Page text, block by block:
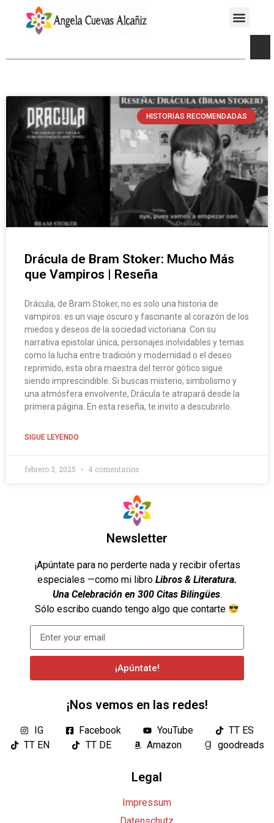
HISTORIAS RECOMENDADAS
Drácula de Bram Stoker: Mucho Más
que Vampiros | Reseña
Drácula, de Bram Stoker, no es solo una historia de
vampiros: es un viaje oscuro y fascinante al corazón de los
miedos y deseos de la sociedad victoriana. Con su
narrativa epistolar única, personajes inolvidables y temas
como la lucha entre tradición y modernidad o el deseo
reprimido, esta obra maestra del terror gótico sigue
siendo imprescindible. Si buscas misterio, simbolismo y
una atmósfera envolvente, Drácula te atrapará desde la
primera página. En esta reseña, te invito a descubrirlo.
SIGUE LEYENDO
febrero 3, 2025 4 comentarios
Newsletter
¡Apúntate para no perderte nada y recibir ofertas
especiales —como mi libro Libros & Literatura.
Una Celebración en 300 Citas Bilingües.
Sólo escribo cuando tengo algo que contarte
¡Apúntate!
¡Nos vemos en las redes!
IG Facebook YouTube
TT ES
TT EN
TT DE Amazon goodreads
Legal
Impressum